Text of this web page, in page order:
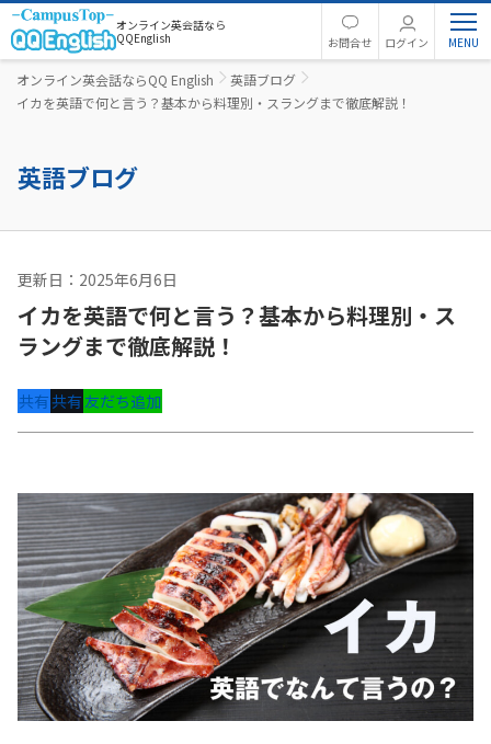
オンライン英会話なら
QQEnglish
お問合せ ログイン
オンライン英会話ならQQ English
英語ブログ
イカを英語で何と言う？基本から料理別・スラングまで徹底解説！
英語ブログ
更新日：2025年6月6日
イカを英語で何と言う？基本から料理別・ス
ラングまで徹底解説！
共有共有友だち追加